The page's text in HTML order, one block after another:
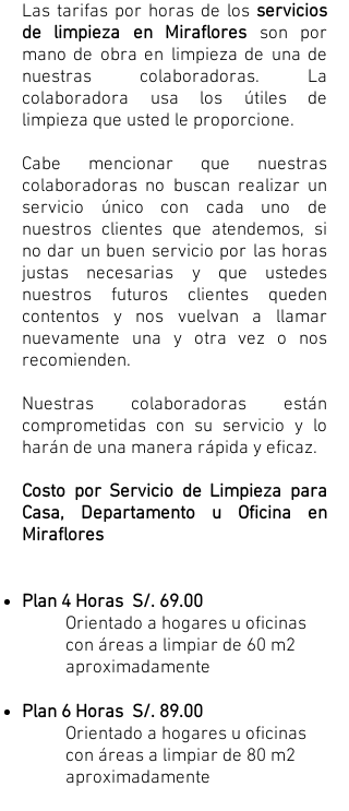
Las tarifas por horas de los servicios
de limpieza en Miraflores son por
mano de obra en limpieza de una de
nuestras colaboradoras. La
colaboradora usa los útiles de
limpieza que usted le proporcione.
Cabe mencionar que nuestras
colaboradoras no buscan realizar un
servicio único con cada uno de
nuestros clientes que atendemos, si
no dar un buen servicio por las horas
justas necesarias y que ustedes
nuestros futuros clientes queden
contentos y nos vuelvan a llamar
nuevamente una y otra vez o nos
recomienden.
Nuestras colaboradoras están
comprometidas con su servicio y lo
harán de una manera rápida y eficaz.
Costo por Servicio de Limpieza para
Casa, Departamento u Oficina en
Miraflores
Plan 4 Horas S/. 69.00
Orientado a hogares u oficinas
con áreas a limpiar de 60 m2
aproximadamente
Plan 6 Horas S/. 89.00
Orientado a hogares u oficinas
con áreas a limpiar de 80 m2
aproximadamente